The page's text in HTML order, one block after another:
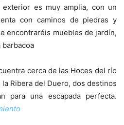
exterior es muy amplia, con un
con caminos de piedras y
encontraréis muebles de jardín,
cerca de las Hoces del río
Ribera del Duero, dos destinos
para una escapada perfecta.